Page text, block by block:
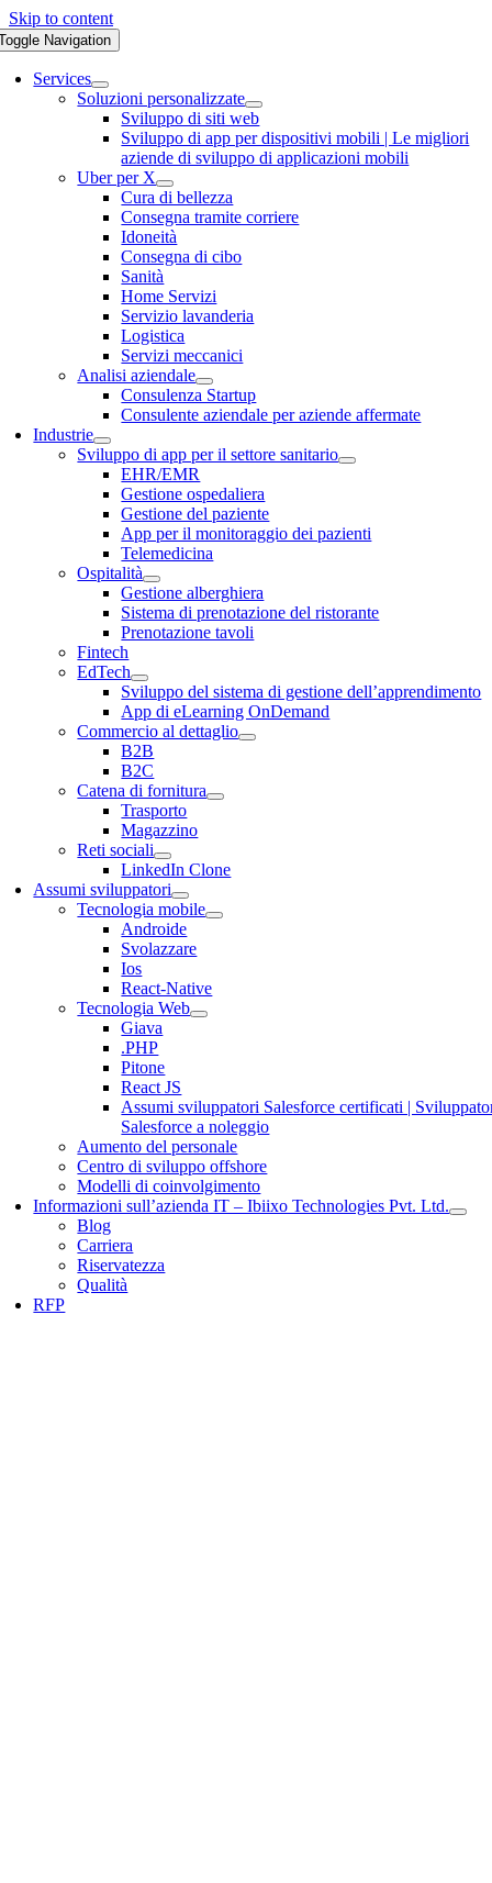
Skip to content
Navigation
Services
Soluzioni personalizzate
Sviluppo di siti web
Sviluppo di app per dispositivi mobili | Le migliori
aziende di sviluppo di applicazioni mobili
Uber per X
Cura di bellezza
Consegna tramite corriere
Idoneità
Consegna di cibo
Sanità
Home Servizi
Servizio lavanderia
Logistica
Servizi meccanici
Analisi aziendale
Consulenza Startup
Consulente aziendale per aziende affermate
Industrie
Sviluppo di app per il settore sanitario
EHR/EMR
Gestione ospedaliera
Gestione del paziente
App per il monitoraggio dei pazienti
Telemedicina
Ospitalità
Gestione alberghiera
Sistema di prenotazione del ristorante
Prenotazione tavoli
Fintech
EdTech
Sviluppo del sistema di gestione dell’apprendimento
App di eLearning OnDemand
Commercio al dettaglio
B2B
B2C
Catena di fornitura
Trasporto
Magazzino
Reti sociali
LinkedIn Clone
Assumi sviluppatori
Tecnologia mobile
Androide
Svolazzare
Ios
React-Native
Tecnologia Web
Giava
.PHP
Pitone
React JS
Assumi sviluppatori Salesforce certificati |
Salesforce a noleggio
Aumento del personale
Centro di sviluppo offshore
Modelli di coinvolgimento
Informazioni sull’azienda IT – Ibiixo Technologies Pvt. Ltd.
Blog
Carriera
Riservatezza
Qualità
RFP